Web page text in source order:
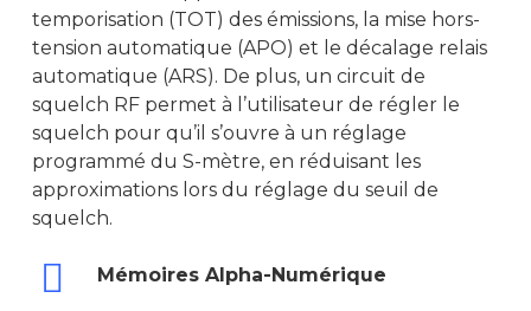
temporisation (TOT) des émissions, la mise hors-
tension automatique (APO) et le décalage relais
automatique (ARS). De plus, un circuit de
squelch RF permet à l’utilisateur de régler le
squelch pour qu’il s’ouvre à un réglage
programmé du S-mètre, en réduisant les
approximations lors du réglage du seuil de
squelch.
Mémoires Alpha-Numérique
R7ex LKP
R7ex NKP
SL-1600
SL-2600
DM-2600
HR 1065
REPETEUR GSM
BT-10
BT-15
BT-20
Version IP-65
Série DD – DDi
PowerTector
STOCKAGE
ACCESSOIRES
SERVICES
MAINTENANCE